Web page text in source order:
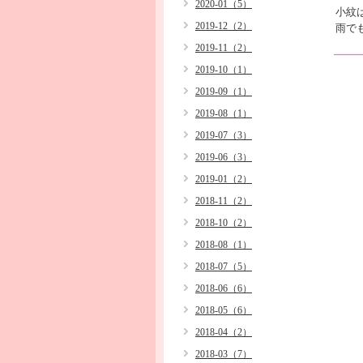
小紋
雨で
2020-01（5）
2019-12（2）
2019-11（2）
2019-10（1）
2019-09（1）
2019-08（1）
2019-07（3）
2019-06（3）
2019-01（2）
2018-11（2）
2018-10（2）
2018-08（1）
2018-07（5）
2018-06（6）
2018-05（6）
2018-04（2）
2018-03（7）